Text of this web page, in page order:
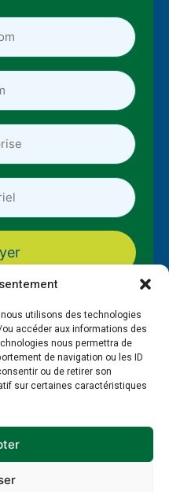
utilisons des technologies
accéder aux informations des
nous permettra de
de navigation ou les ID
ou de retirer son
sur certaines caractéristiques
de confidentialité